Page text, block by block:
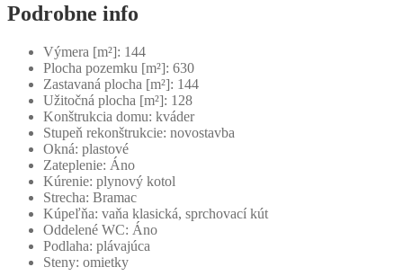
Podrobne info
Výmera [m²]: 144
Plocha pozemku [m²]: 630
Zastavaná plocha [m²]: 144
Užitočná plocha [m²]: 128
Konštrukcia domu: kváder
Stupeň rekonštrukcie: novostavba
Okná: plastové
Zateplenie: Áno
Kúrenie: plynový kotol
Strecha: Bramac
Kúpeľňa: vaňa klasická, sprchovací kút
Oddelené WC: Áno
Podlaha: plávajúca
Steny: omietky